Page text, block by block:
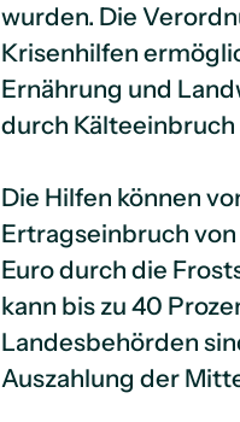
wurden. Die
Krisenhilfen
Ernährung und
durch
Die Hilfen können
Ertragseinbruch
Euro durch die
kann bis zu 40
Landesbehörden
Auszahlung der